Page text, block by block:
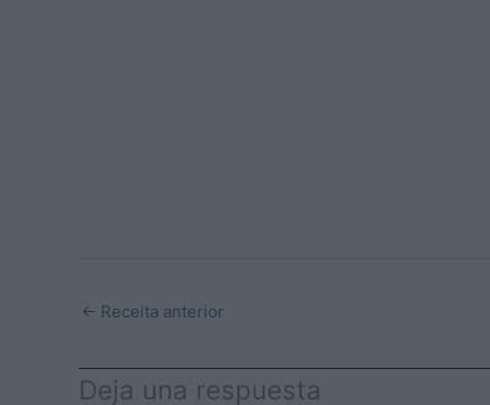
← Receita anterior
Deja una respuesta